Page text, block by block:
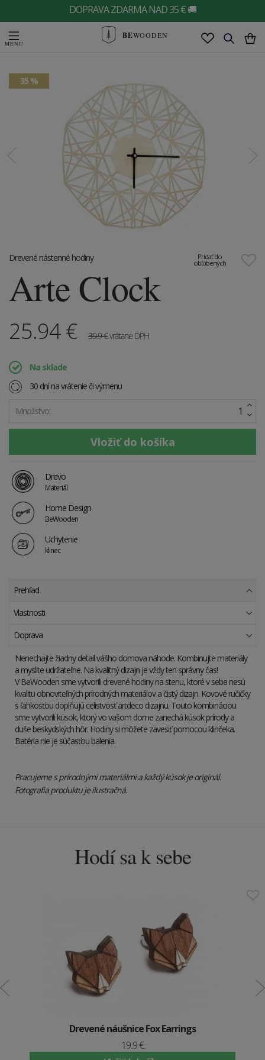
DOPRAVA ZDARMA NAD 35 € 🚚
BEWOODEN
35 %
Pridať do
obľúbených
Drevené nástenné hodiny
Arte Clock
25.94€ 39.9€vrátane DPH
Na sklade
30 dní na vrátenie či výmenu
Množstvo:
Drevo
Materiál
Home Design
BeWooden
Uchytenie
klinec
Prehľad
Vlastnosti
Doprava
Nenechajte žiadny detail vášho domova náhode. Kombinujte materiály
a myslite udržateľne. Na kvalitný dizajn je vždy ten správny čas!
V BeWooden sme vytvorili drevené hodiny na stenu, ktoré v sebe nesú
kvalitu obnoviteľných prírodných materiálov a čistý dizajn. Kovové ručičky
s ľahkosťou doplňujú celistvosť artdeco dizajnu. Touto kombináciou
sme vytvorili kúsok, ktorý vo vašom dome zanechá kúsok prírody a
duše beskydských hôr. Hodiny si môžete zavesiť pomocou klinčeka.
Batéria nie je súčasťou balenia.
Pracujeme s prírodnými materiálmi a každý kúsok je originál.
Fotografia produktu je ilustračná.
Hodí sa k sebe
Drevené náušnice Fox Earrings
19.9 €